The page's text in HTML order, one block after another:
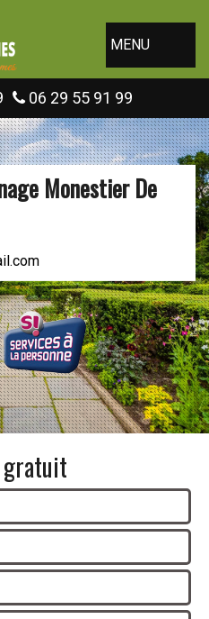
MENU
06 29 55 91 99
Monestier De
gratuit